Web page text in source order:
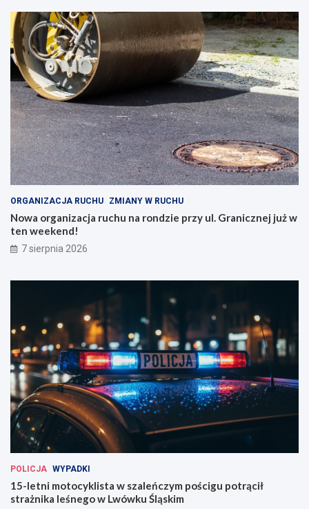
ORGANIZACJA RUCHU ZMIANY W RUCHU
Nowa organizacja ruchu na rondzie przy ul. Granicznej już w
ten weekend!
7 sierpnia 2026
POLICJA WYPADKI
15-letni motocyklista w szaleńczym pościgu potrącił
strażnika leśnego w Lwówku Śląskim